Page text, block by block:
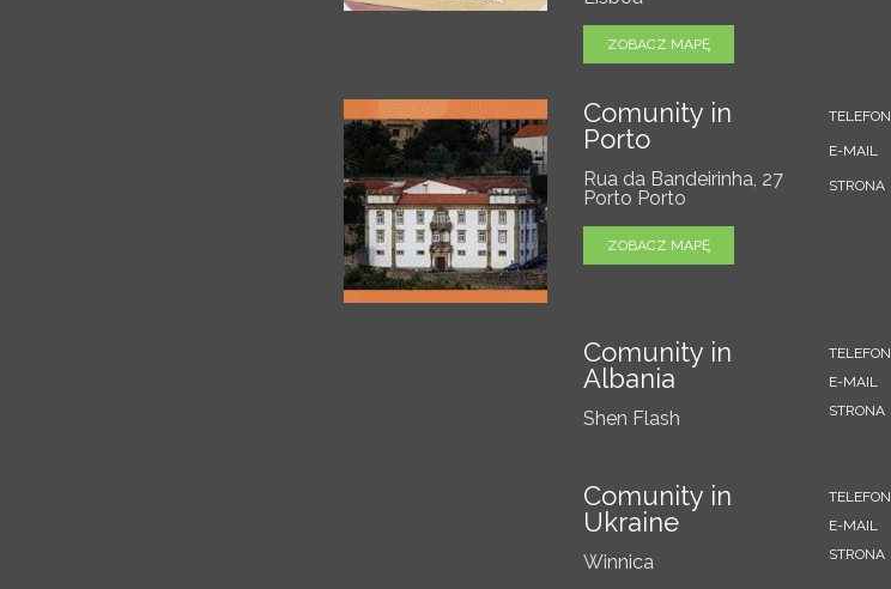
ZOBACZ MAPĘ
Comunity in
Porto
Rua da Bandeirinha, 27
Porto Porto
ZOBACZ MAPĘ
TELEFON
E-MAIL
STRONA
Comunity in
Albania
Shen Flash
TELEFON
E-MAIL
STRONA
Comunity in
Ukraine
Winnica
TELEFON
E-MAIL
STRONA